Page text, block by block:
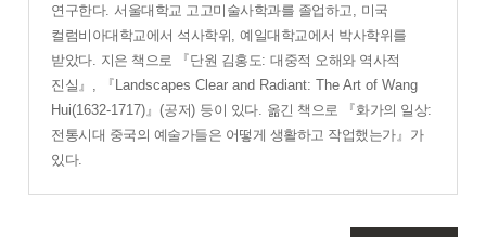
연구한다. 서울대학교 고고미술사학과를 졸업하고
미국
컬럼비아대학교에서 석사학위 ,예일대학교에서 박사학위를
받았다. 지은 책으로 『단원 김홍도:대중적 오해와 역사적
진실 』 『Landscapes Clear and Radiant: The Art of Wang
Hui(1632-1717) 』(공저) 등이 있다. 옮긴 책으로 『화가의 일상:
전통시대 중국의 예술가들은 어떻게 생활하고 작업했는가』 가
있다.